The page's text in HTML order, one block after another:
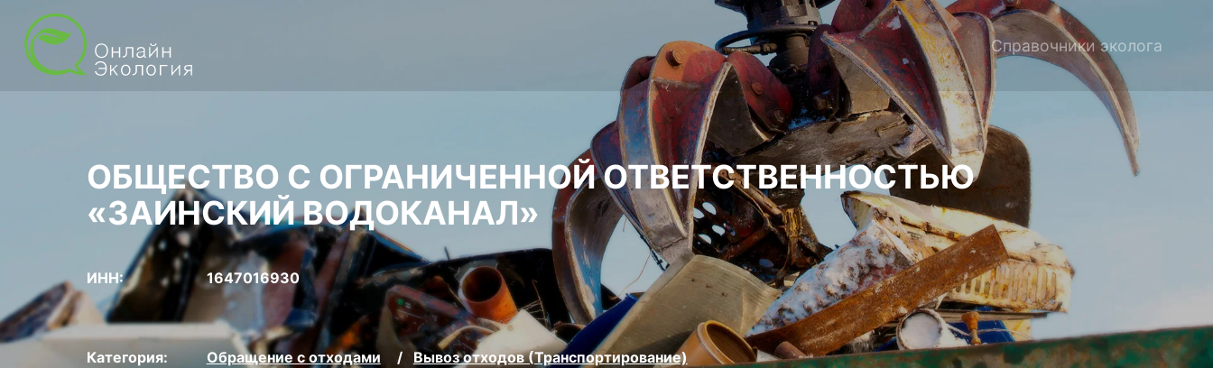
Справочники эколога
ОБЩЕСТВО С ОГРАНИЧЕННОЙ ОТВЕТСТВЕННОСТЬЮ
«ЗАИНСКИЙ ВОДОКАНАЛ»
ИНН: 1647016930
Категория: Обращение с отходами
Вывоз отходов (Транспортирование)